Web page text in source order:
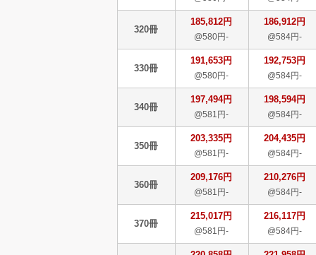
320冊
185,812円
@580円-
186,912円
@584円-
330冊
191,653円
@580円-
192,753円
@584円-
340冊
197,494円
@581円-
198,594円
@584円-
350冊
203,335円
@581円-
204,435円
@584円-
360冊
209,176円
@581円-
210,276円
@584円-
370冊
215,017円
@581円-
216,117円
@584円-